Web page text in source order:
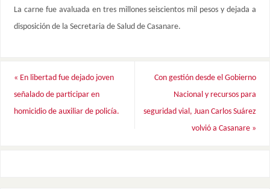
La carne fue avaluada en tres millones seiscientos mil pesos y dejada a
disposición de la Secretaria de Salud de Casanare.
« En libertad fue dejado joven
señalado de participar en
homicidio de auxiliar de policía.
Con gestión desde el Gobierno
Nacional y recursos para
seguridad vial, Juan Carlos Suárez
volvió a Casanare »